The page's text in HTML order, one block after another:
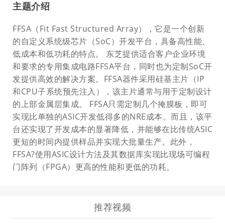
主题介绍
FFSA（Fit Fast Structured Array），它是一个创新
的自定义系统级芯片（SoC）开发平台，具备高性能、
低成本和低功耗的特点。 东芝提供适合客户企业环境
和要求的专用集成电路FFSA平台，同时也为定制SoC开
发提供高效的解决方案。FFSA器件采用硅基主片（IP
和CPU子系统预先注入），该主片通常与用于定制设计
的上部金属层集成。 FFSA只需定制几个掩膜板，即可
实现比单独的ASIC开发低得多的NRE成本。而且，该平
台还实现了开发成本的显著降低，并能够在比传统ASIC
更短的时间内提供样品并实现大批量生产。此外，
FFSA?使用ASIC设计方法及其数据库实现比现场可编程
门阵列（FPGA）更高的性能和更低的功耗。
推荐视频